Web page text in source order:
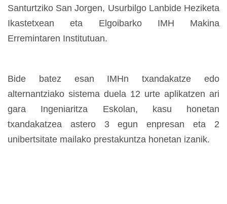
Santurtziko San Jorgen, Usurbilgo Lanbide Heziketa
Ikastetxean eta Elgoibarko IMH Makina
Erremintaren Institutuan.
Bide batez esan IMHn txandakatze edo
alternantziako sistema duela 12 urte aplikatzen ari
gara Ingeniaritza Eskolan, kasu honetan
txandakatzea astero 3 egun enpresan eta 2
unibertsitate mailako prestakuntza honetan izanik.